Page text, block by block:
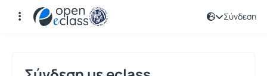
Σύνδεση
Σύνδεση